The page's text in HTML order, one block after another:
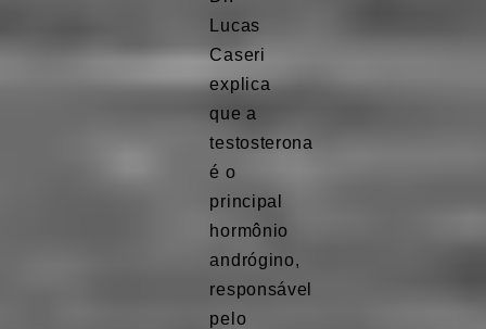
Lucas
Caseri
explica
que a
testosterona
é o
principal
hormônio
andrógino,
responsável
pelo